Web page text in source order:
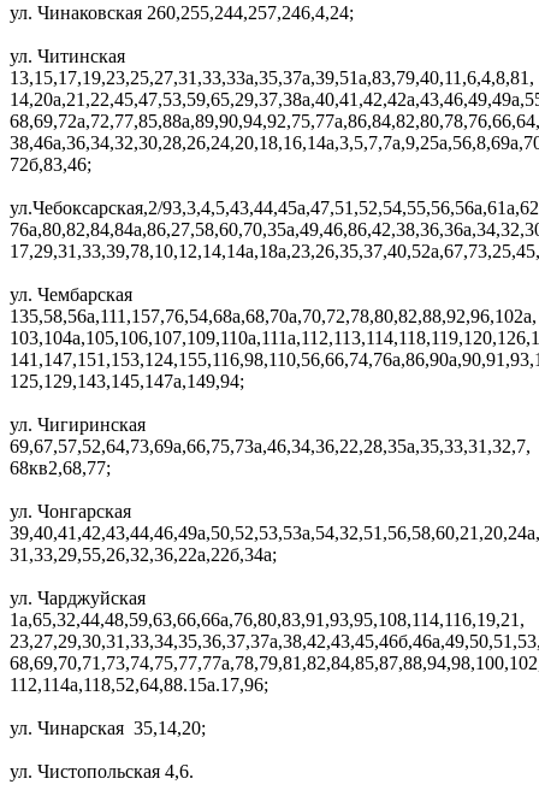
ул. Чинаковская 260,255,244,257,246,4,24;
ул. Читинская
13,15,17,19,23,25,27,31,33,33а,35,37а,39,51а,83,79,40,11,6,4,8,81,
72б,83,46;
ул.Чебоксарская,2/
ул. Чембарская
135,58,56а,111,157,76,54,68а,68,70а,70,72,78,80,82,88,92,96,102а,
125,129,143,145,147а,149,94;
ул. Чигиринская
69,67,57,52,64,73,69а,66,75,73а,46,34,36,22,28,35а,35,33,31,32,7,
68кв2,68,77;
ул. Чонгарская
39,40,41,42,43,44,46,49а,50,52,53,53а,54,32,51,56,58,60,21,20,24а,
31,33,29,55,26,32,36,22а,22б,34а;
ул. Чарджуйская
1а,65,32,44,48,59,63,66,66а,76,80,83,91,93,95,108,114,116,19,21,
112,114а,118,52,64,88.15а.17,96;
ул. Чинарская 35,14,20;
ул. Чистопольская 4,6.